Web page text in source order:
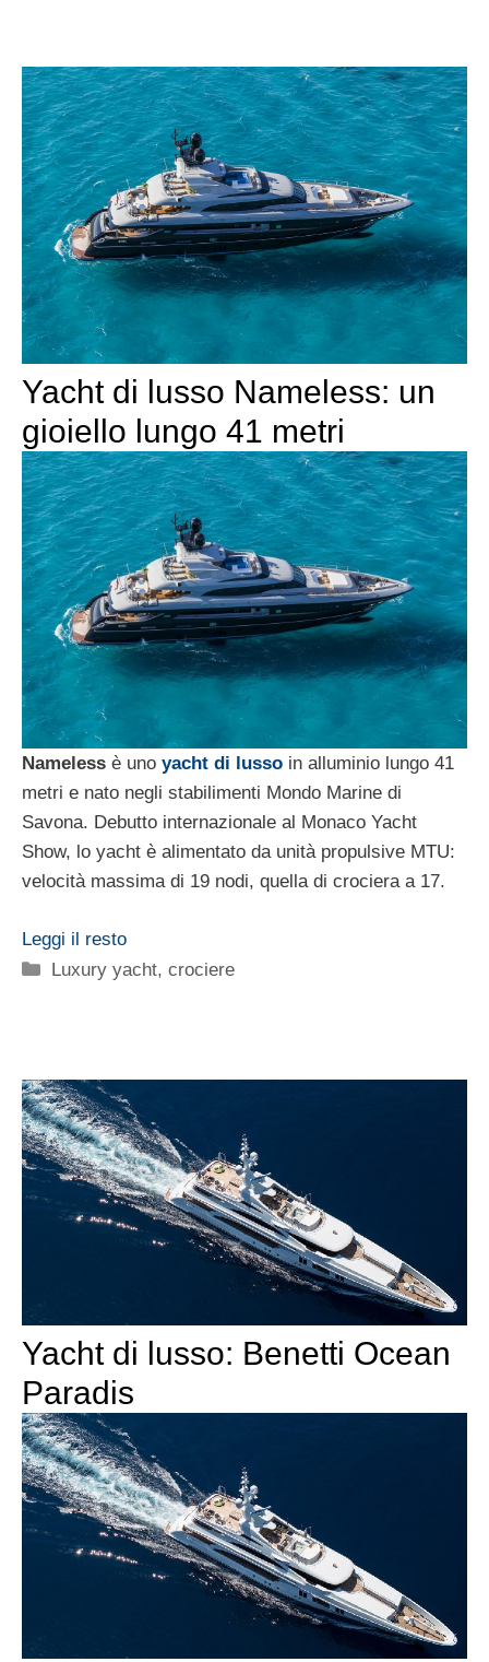
Yacht di lusso Nameless: un
gioiello lungo 41 metri
Nameless è uno yacht di lusso in alluminio lungo 41
metri e nato negli stabilimenti Mondo Marine di
Savona. Debutto internazionale al Monaco Yacht
Show, lo yacht è alimentato da unità propulsive MTU:
velocità massima di 19 nodi, quella di crociera a 17.
Leggi il resto
Categorie
Luxury yacht, crociere
Yacht di lusso: Benetti Ocean
Paradis